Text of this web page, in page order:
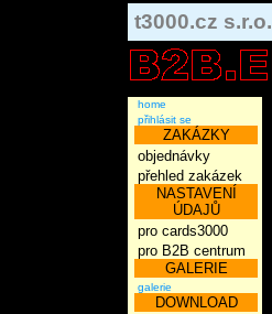
t3000.cz s.r.o.
home
přihlásit se
ZAKÁZKY
objednávky
přehled zakázek
NASTAVENÍ
ÚDAJŮ
pro cards3000
pro B2B centrum
GALERIE
galerie
DOWNLOAD